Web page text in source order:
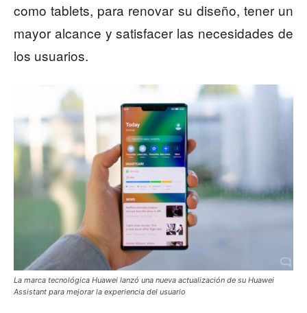
como tablets, para renovar su diseño, tener un
mayor alcance y satisfacer las necesidades de
los usuarios.
La marca tecnológica Huawei lanzó una nueva actualización de su Huawei
Assistant para mejorar la experiencia del usuario